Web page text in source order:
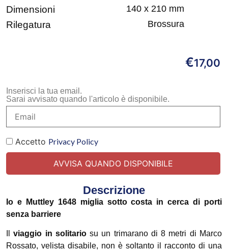
Dimensioni 140 x 210 mm
Rilegatura Brossura
€17,00
Inserisci la tua email.
Sarai avvisato quando l'articolo è disponibile.
Accetto Privacy Policy
Descrizione
Io e Muttley 1648 miglia sotto costa in cerca di porti
senza barriere
viaggio in solitariosu un trimarano di 8 metri di Marco
Rossato, velista disabile, non è soltanto il racconto di una